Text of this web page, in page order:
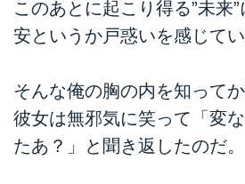
このあとに起こり得る”未来
安というか戸惑いを感じてい
そんな俺の胸の内を知ってか
彼女は無邪気に笑って「変
たあ？」と聞き返したのだ。